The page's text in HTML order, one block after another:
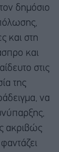
δημόσιο
και στη
και
στις
της
να
ακριβώς